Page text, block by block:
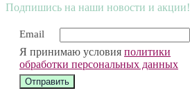
Подпишись на наши новости и акции!
Email
Я принимаю условия политики
обработки персональных данных